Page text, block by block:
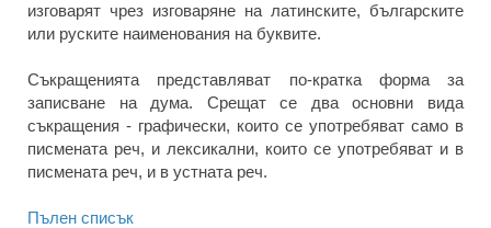
изговарят чрез изговаряне на латинските, българските
или руските наименования на буквите.
Съкращенията представляват по-кратка форма за
записване на дума. Срещат се два основни вида
съкращения - графически, които се употребяват само в
писмената реч, и лексикални, които се употребяват и в
писмената реч, и в устната реч.
Пълен списък